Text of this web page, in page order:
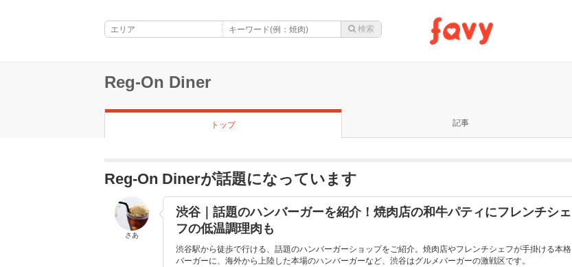
Reg-On Diner
トップ 記事
Reg-On Dinerが話題になっています
さあ
渋谷｜話題のハンバーガーを紹介！焼肉店の和牛パティにフレンチシェ
フの低温調理肉も
渋谷駅から徒歩で行ける、話題のハンバーガーショップをご紹介。焼肉店やフレンチシェフが手掛ける本格
バーガーに、海外から上陸した本場のハンバーガーなど、渋谷はグルメバーガーの激戦区です。